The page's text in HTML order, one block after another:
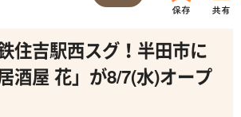
住吉駅西スグ！半田市に
酒屋 花」が8/7(水)オープ